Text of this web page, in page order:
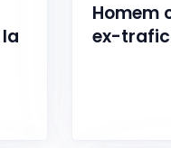
Homem
ex-